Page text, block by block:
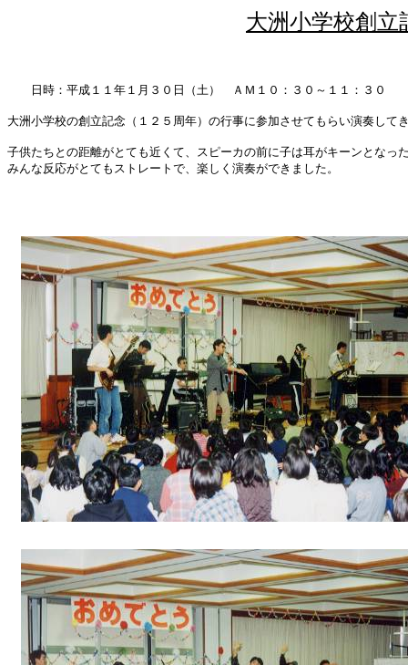
大洲小学校創
日時：平成１１年１月３０日（土） ＡＭ１０：３０～１１：３０
大洲小学校の創立記念（１２５周年）の行事に参加させてもらい演奏して
子供たちとの距離がとても近くて、スピーカの前に子は耳がキーンとなっ
みんな反応がとてもストレートで、楽しく演奏ができました。